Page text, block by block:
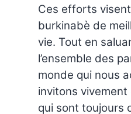
Ces efforts
burkinabè de
vie. Tout en
l’ensemble des
monde qui nous
invitons vivement
qui sont toujours